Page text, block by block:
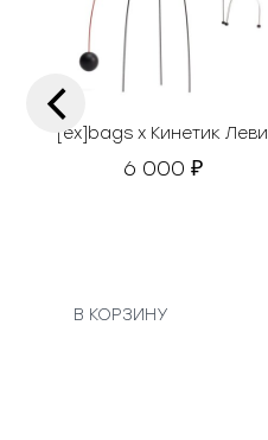
[ex]bags х Кинетик Леви
6 000 ₽
В КОРЗИНУ
‹